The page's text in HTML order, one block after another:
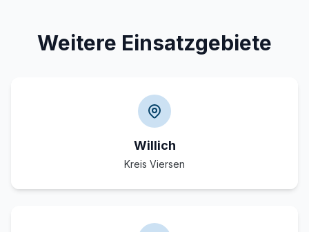
Weitere Einsatzgebiete
Willich
Kreis Viersen